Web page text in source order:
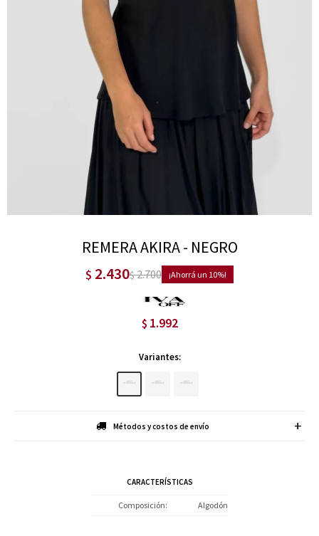
REMERA AKIRA - NEGRO
$ 2.430$2.700 10
$ 1.992
Variantes:
Métodos y costos de envío
CARACTERÍSTICAS
Composición Algodón